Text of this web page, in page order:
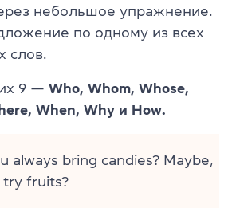
небольшое упражнение.
по одному из всех
слов.
9 — Who, Whom, Whose,
When, Why и How.
you always bring candies? Maybe,
try fruits?